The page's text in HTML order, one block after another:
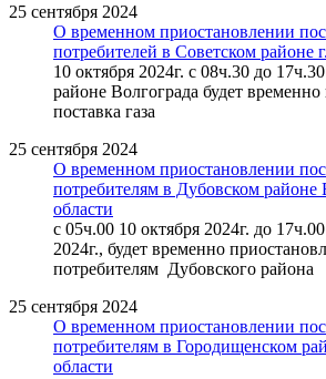
25 сентября 2024
О временном приостановлении
потребителей в Советском районе
10 октября 2024г. с 08ч.30 до
районе Волгограда будет временно
поставка газа
25 сентября 2024
О временном приостановлении
потребителям в Дубовском районе
области
с 05ч.00 10 октября 2024г. до
2024г., будет временно
потребителям Дубовского района
25 сентября 2024
О временном приостановлении
потребителям в Городищенском
области